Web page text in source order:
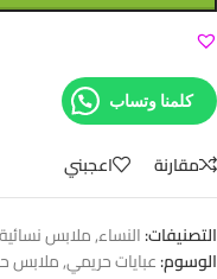
كلمنا وتساب
مقارنة اعجبني
التصنيفات:النساء,ملابس نسائية
الوسوم:عبايات حريمي,ملابس